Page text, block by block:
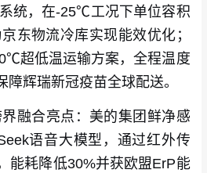
统，在-25℃工况下单位容积
东物流冷库实现能效优化；
超低温运输方案，全程温度
辉瑞新冠疫苗全球配送。
融合亮点：美的集团鲜净感
语音大模型，通过红外传
能耗降低30%并获欧盟ErP能